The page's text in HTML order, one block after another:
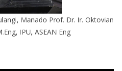
Manado Prof. Dr. Ir. Oktovian
IPU, ASEAN Eng